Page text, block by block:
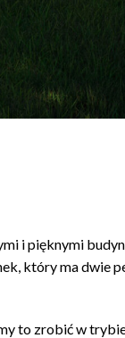
i pięknymi
który ma dwie
to zrobić w